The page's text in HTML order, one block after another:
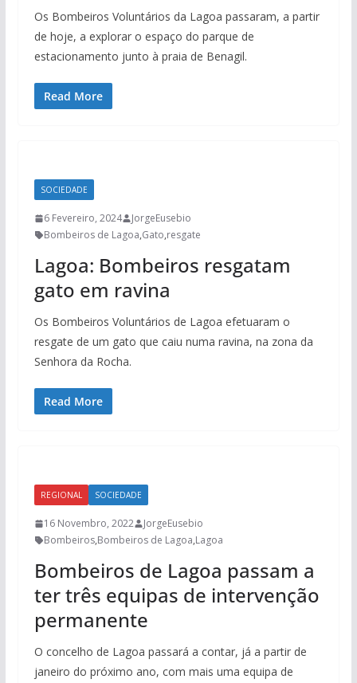
Os Bombeiros Voluntários da Lagoa passaram, a partir
de hoje, a explorar o espaço do parque de
estacionamento junto à praia de Benagil.
Read More
SOCIEDADE
6 Fevereiro, 2024
JorgeEusebio
Bombeiros de Lagoa,Gato,resgate
Lagoa: Bombeiros resgatam
gato em ravina
Os Bombeiros Voluntários de Lagoa efetuaram o
resgate de um gato que caiu numa ravina, na zona da
Senhora da Rocha.
Read More
REGIONAL SOCIEDADE
16 Novembro, 2022
JorgeEusebio
Bombeiros,Bombeiros de Lagoa,Lagoa
Bombeiros de Lagoa passam a
ter três equipas de intervenção
permanente
O concelho de Lagoa passará a contar, já a partir de
janeiro do próximo ano, com mais uma equipa de